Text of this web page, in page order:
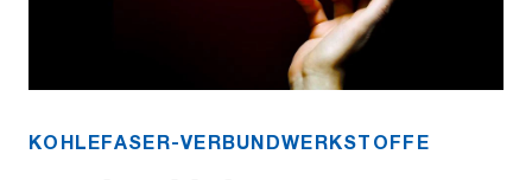
KOHLEFASER-VERBUNDWERKSTOFFE